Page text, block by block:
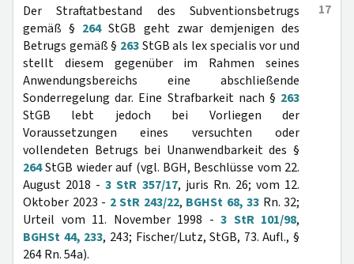
17
Der Straftatbestand des Subventionsbetrugs
gemäß § 264StGB geht zwar demjenigen des
Betrugs gemäß § 263StGB als lex specialis vor und
stellt diesem gegenüber im Rahmen seines
Anwendungsbereichs eine abschließende
Sonderregelung dar. Eine Strafbarkeit nach § 263
StGB lebt jedoch bei Vorliegen der
Voraussetzungen eines versuchten oder
vollendeten Betrugs bei Unanwendbarkeit des §
264StGB wieder auf (vgl. BGH, Beschlüsse vom 22.
August 2018 -3 StR 357/17, juris Rn. 26; vom 12.
Oktober 2023 - 2 StR 243/22, BGHSt 68, 33 Rn. 32;
Urteil vom 11. November 1998 - 3 StR 101/98,
BGHSt 44, 233, 243; Fischer/Lutz, StGB, 73. Aufl., §
264 Rn. 54a).